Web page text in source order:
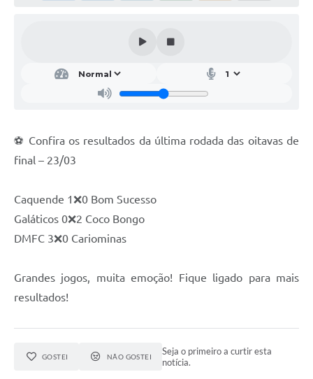
Requerimento
Arquivos para Download
⚽ Confira os resultados da última rodada das oitavas de
final – 23/03
Caquende 1❌0 Bom Sucesso
Galáticos 0❌2 Coco Bongo
DMFC 3❌0 Cariominas
Grandes jogos, muita emoção! Fique ligado para mais
resultados!
GOSTEI NÃO GOSTEI
Seja o primeiro a curtir esta
notícia.